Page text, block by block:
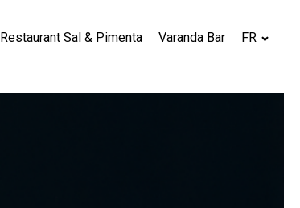
Restaurant Sal & Pimenta Varanda Bar FR